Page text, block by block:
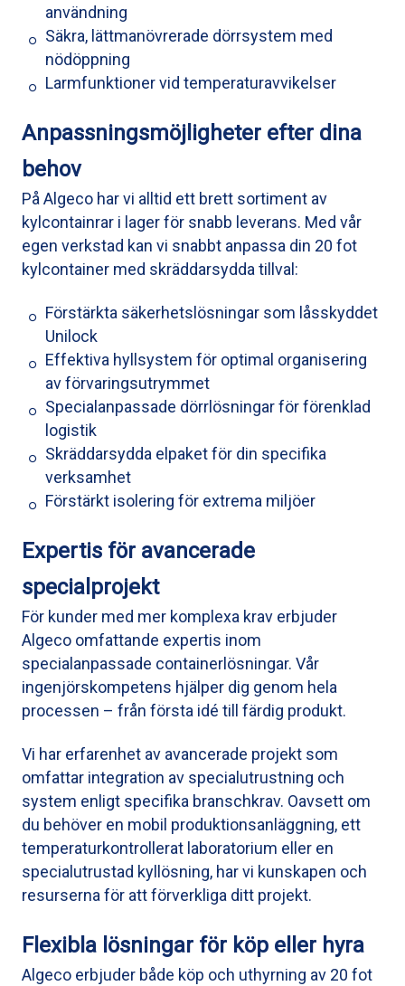
användning
Säkra, lättmanövrerade dörrsystem med
nödöppning
Larmfunktioner vid temperaturavvikelser
Anpassningsmöjligheter efter dina
behov
På Algeco har vi alltid ett brett sortiment av
kylcontainrar i lager för snabb leverans. Med vår
egen verkstad kan vi snabbt anpassa din 20 fot
kylcontainer med skräddarsydda tillval:
Förstärkta säkerhetslösningar som låsskyddet
Unilock
Effektiva hyllsystem för optimal organisering
av förvaringsutrymmet
Specialanpassade dörrlösningar för förenklad
logistik
Skräddarsydda elpaket för din specifika
verksamhet
Förstärkt isolering för extrema miljöer
Expertis för avancerade
specialprojekt
För kunder med mer komplexa krav erbjuder
Algeco omfattande expertis inom
specialanpassade containerlösningar. Vår
ingenjörskompetens hjälper dig genom hela
processen – från första idé till färdig produkt.
Vi har erfarenhet av avancerade projekt som
omfattar integration av specialutrustning och
system enligt specifika branschkrav. Oavsett om
du behöver en mobil produktionsanläggning, ett
temperaturkontrollerat laboratorium eller en
specialutrustad kyllösning, har vi kunskapen och
resurserna för att förverkliga ditt projekt.
Flexibla lösningar för köp eller hyra
Algeco erbjuder både köp och uthyrning av 20 fot